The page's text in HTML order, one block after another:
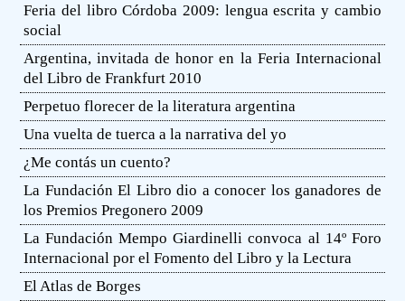
Feria del libro Córdoba 2009: lengua escrita y cambio
social
Argentina, invitada de honor en la Feria Internacional
del Libro de Frankfurt 2010
Perpetuo florecer de la literatura argentina
Una vuelta de tuerca a la narrativa del yo
¿Me contás un cuento?
La Fundación El Libro dio a conocer los ganadores de
los Premios Pregonero 2009
La Fundación Mempo Giardinelli convoca al 14º Foro
Internacional por el Fomento del Libro y la Lectura
El Atlas de Borges